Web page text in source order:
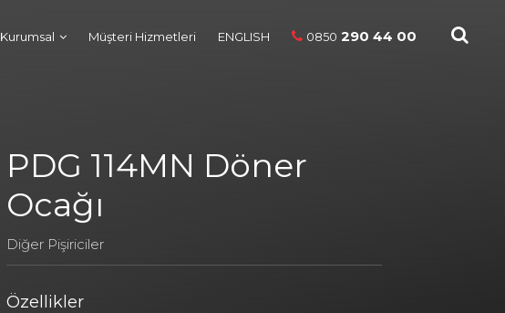
Kurumsal Müşteri Hizmetleri ENGLISH 0850 290 44 00
PDG 114MN Döner
Ocağı
Diğer Pişiriciler
Özellikler